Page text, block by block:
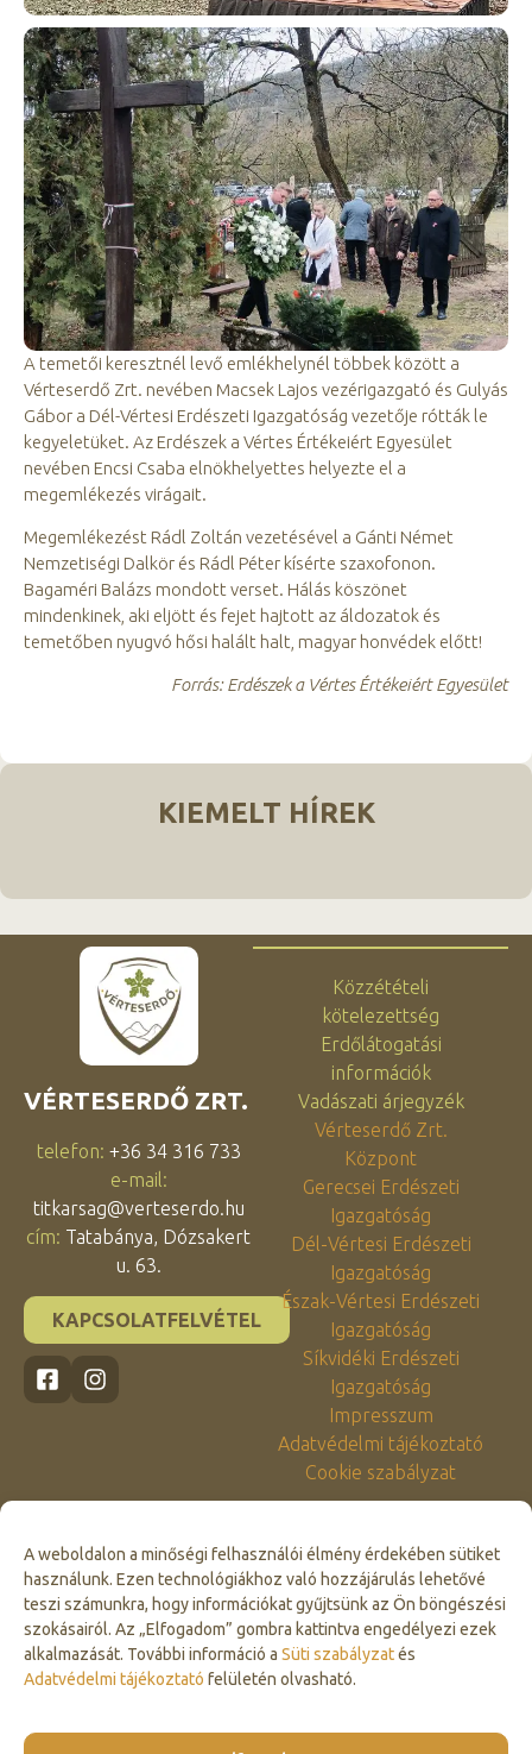
A weboldalon a minőségi felhasználói élmény érdekében sütiket
használunk. Ezen technológiákhoz való hozzájárulás lehetővé
teszi számunkra, hogy információkat gyűjtsünk az Ön böngészési
szokásairól. Az „Elfogadom” gombra kattintva engedélyezi ezek
alkalmazását. További információ a Süti szabályzatés
Adatvédelmi tájékoztató felületén olvasható.
A temetői keresztnél levő emlékhelynél többek között a
Vérteserdő Zrt. nevében Macsek Lajos vezérigazgató és Gulyás
Gábor a Dél-Vértesi Erdészeti Igazgatóság vezetője rótták le
kegyeletüket. Az Erdészek a Vértes Értékeiért Egyesület
nevében Encsi Csaba elnökhelyettes helyezte el a
megemlékezés virágait.
Megemlékezést Rádl Zoltán vezetésével a Gánti Német
Nemzetiségi Dalkör és Rádl Péter kísérte szaxofonon.
Bagaméri Balázs mondott verset. Hálás köszönet
mindenkinek, aki eljött és fejet hajtott az áldozatok és
temetőben nyugvó hősi halált halt, magyar honvédek előtt!
Forrás: Erdészek a Vértes Értékeiért Egyesület
KIEMELT HÍREK
Click to accept marketing cookies and
VÉRTESERDŐ ZRT.
telefon: +36 34 316 733
e-mail:
titkarsag@verteserdo.hu
cím: Tatabánya, Dózsakert
u. 63.
KAPCSOLATFELVÉTEL
Közzétételi
kötelezettség
Erdőlátogatási
információk
Vadászati árjegyzék
Vérteserdő Zrt.
Központ
Gerecsei Erdészeti
Igazgatóság
Dél-Vértesi Erdészeti
Igazgatóság
Észak-Vértesi Erdészeti
Igazgatóság
Síkvidéki Erdészeti
Igazgatóság
Impresszum
Adatvédelmi tájékoztató
Cookie szabályzat